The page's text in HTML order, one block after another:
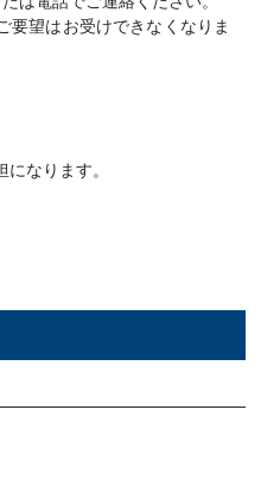
要望はお受けできなくなりま
なります。